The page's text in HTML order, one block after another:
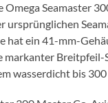
Omega Seamaster
ursprünglichen
hat ein 41-mm-
markanter Breitpfeil-
wasserdicht bis 300